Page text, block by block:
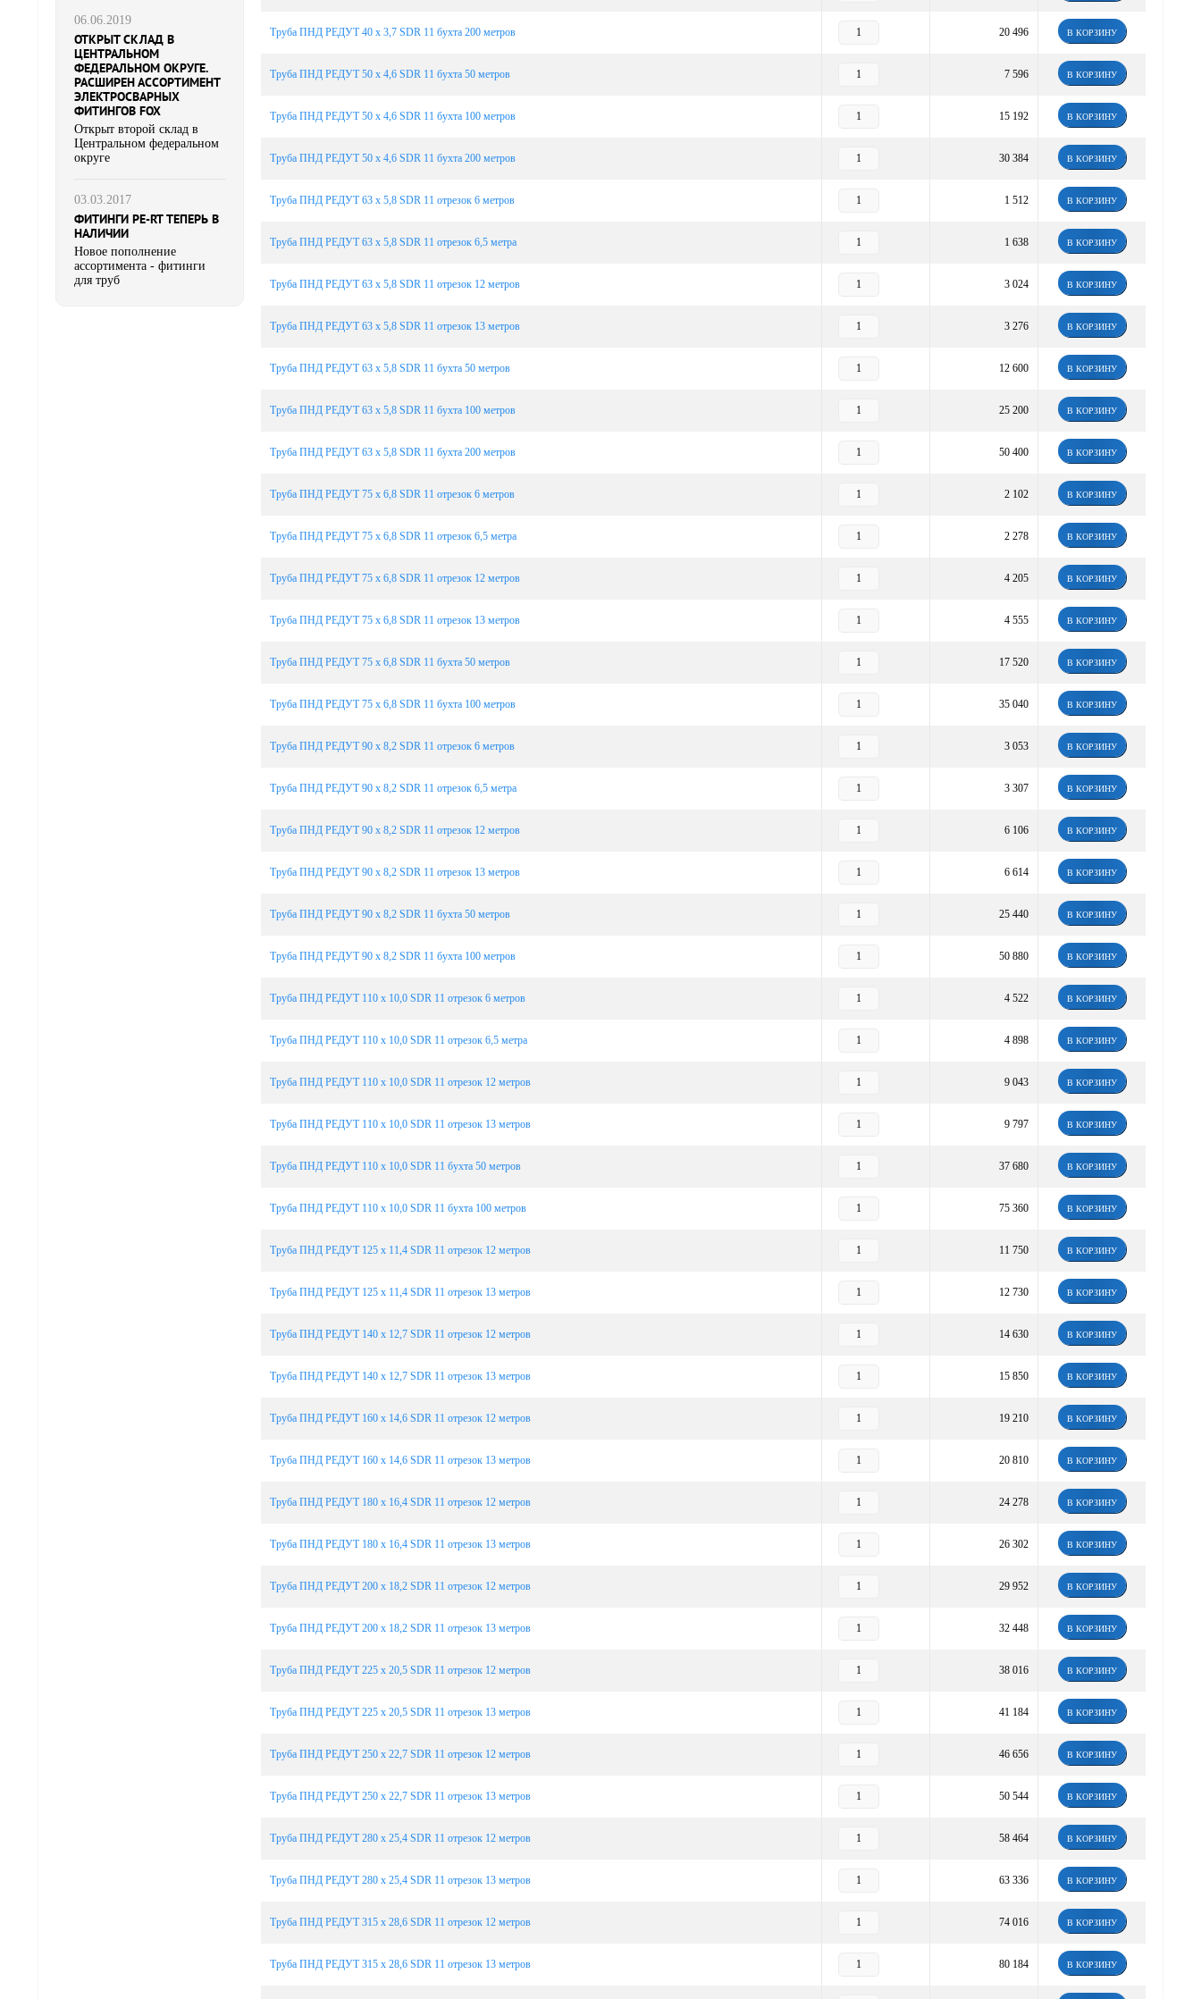
06.06.2019
ОТКРЫТ СКЛАД В
ЦЕНТРАЛЬНОМ
ФЕДЕРАЛЬНОМ ОКРУГЕ.
РАСШИРЕН АССОРТИМЕНТ
ЭЛЕКТРОСВАРНЫХ
ФИТИНГОВ FOX
Открыт второй склад в
Центральном федеральном
округе
03.03.2017
ФИТИНГИ PE-RT ТЕПЕРЬ В
НАЛИЧИИ
Новое пополнение
ассортимента - фитинги
для труб
Труба ПНД РЕДУТ 40 х 3,7 SDR 11 бухта 200 метров 20 496 В КОРЗИНУ
Труба ПНД РЕДУТ 50 х 4,6 SDR 11 бухта 50 метров 7 596 В КОРЗИНУ
Труба ПНД РЕДУТ 50 х 4,6 SDR 11 бухта 100 метров 15 192 В КОРЗИНУ
Труба ПНД РЕДУТ 50 х 4,6 SDR 11 бухта 200 метров 30 384 В КОРЗИНУ
Труба ПНД РЕДУТ 63 х 5,8 SDR 11 отрезок 6 метров 1 512 В КОРЗИНУ
Труба ПНД РЕДУТ 63 х 5,8 SDR 11 отрезок 6,5 метра 1 638 В КОРЗИНУ
Труба ПНД РЕДУТ 63 х 5,8 SDR 11 отрезок 12 метров 3 024 В КОРЗИНУ
Труба ПНД РЕДУТ 63 х 5,8 SDR 11 отрезок 13 метров 3 276 В КОРЗИНУ
Труба ПНД РЕДУТ 63 х 5,8 SDR 11 бухта 50 метров 12 600 В КОРЗИНУ
Труба ПНД РЕДУТ 63 х 5,8 SDR 11 бухта 100 метров 25 200 В КОРЗИНУ
Труба ПНД РЕДУТ 63 х 5,8 SDR 11 бухта 200 метров 50 400 В КОРЗИНУ
Труба ПНД РЕДУТ 75 х 6,8 SDR 11 отрезок 6 метров 2 102 В КОРЗИНУ
Труба ПНД РЕДУТ 75 х 6,8 SDR 11 отрезок 6,5 метра 2 278 В КОРЗИНУ
Труба ПНД РЕДУТ 75 х 6,8 SDR 11 отрезок 12 метров 4 205 В КОРЗИНУ
Труба ПНД РЕДУТ 75 х 6,8 SDR 11 отрезок 13 метров 4 555 В КОРЗИНУ
Труба ПНД РЕДУТ 75 х 6,8 SDR 11 бухта 50 метров 17 520 В КОРЗИНУ
Труба ПНД РЕДУТ 75 х 6,8 SDR 11 бухта 100 метров 35 040 В КОРЗИНУ
Труба ПНД РЕДУТ 90 х 8,2 SDR 11 отрезок 6 метров 3 053 В КОРЗИНУ
Труба ПНД РЕДУТ 90 х 8,2 SDR 11 отрезок 6,5 метра 3 307 В КОРЗИНУ
Труба ПНД РЕДУТ 90 х 8,2 SDR 11 отрезок 12 метров 6 106 В КОРЗИНУ
Труба ПНД РЕДУТ 90 х 8,2 SDR 11 отрезок 13 метров 6 614 В КОРЗИНУ
Труба ПНД РЕДУТ 90 х 8,2 SDR 11 бухта 50 метров 25 440 В КОРЗИНУ
Труба ПНД РЕДУТ 90 х 8,2 SDR 11 бухта 100 метров 50 880 В КОРЗИНУ
Труба ПНД РЕДУТ 110 х 10,0 SDR 11 отрезок 6 метров 4 522 В КОРЗИНУ
Труба ПНД РЕДУТ 110 х 10,0 SDR 11 отрезок 6,5 метра 4 898 В КОРЗИНУ
Труба ПНД РЕДУТ 110 х 10,0 SDR 11 отрезок 12 метров 9 043 В КОРЗИНУ
Труба ПНД РЕДУТ 110 х 10,0 SDR 11 отрезок 13 метров 9 797 В КОРЗИНУ
Труба ПНД РЕДУТ 110 х 10,0 SDR 11 бухта 50 метров 37 680 В КОРЗИНУ
Труба ПНД РЕДУТ 110 х 10,0 SDR 11 бухта 100 метров 75 360 В КОРЗИНУ
Труба ПНД РЕДУТ 125 х 11,4 SDR 11 отрезок 12 метров 11 750 В КОРЗИНУ
Труба ПНД РЕДУТ 125 х 11,4 SDR 11 отрезок 13 метров 12 730 В КОРЗИНУ
Труба ПНД РЕДУТ 140 х 12,7 SDR 11 отрезок 12 метров 14 630 В КОРЗИНУ
Труба ПНД РЕДУТ 140 х 12,7 SDR 11 отрезок 13 метров 15 850 В КОРЗИНУ
Труба ПНД РЕДУТ 160 х 14,6 SDR 11 отрезок 12 метров 19 210 В КОРЗИНУ
Труба ПНД РЕДУТ 160 х 14,6 SDR 11 отрезок 13 метров 20 810 В КОРЗИНУ
Труба ПНД РЕДУТ 180 х 16,4 SDR 11 отрезок 12 метров 24 278 В КОРЗИНУ
Труба ПНД РЕДУТ 180 х 16,4 SDR 11 отрезок 13 метров 26 302 В КОРЗИНУ
Труба ПНД РЕДУТ 200 х 18,2 SDR 11 отрезок 12 метров 29 952 В КОРЗИНУ
Труба ПНД РЕДУТ 200 х 18,2 SDR 11 отрезок 13 метров 32 448 В КОРЗИНУ
Труба ПНД РЕДУТ 225 х 20,5 SDR 11 отрезок 12 метров 38 016 В КОРЗИНУ
Труба ПНД РЕДУТ 225 х 20,5 SDR 11 отрезок 13 метров 41 184 В КОРЗИНУ
Труба ПНД РЕДУТ 250 х 22,7 SDR 11 отрезок 12 метров 46 656 В КОРЗИНУ
Труба ПНД РЕДУТ 250 х 22,7 SDR 11 отрезок 13 метров 50 544 В КОРЗИНУ
Труба ПНД РЕДУТ 280 х 25,4 SDR 11 отрезок 12 метров 58 464 В КОРЗИНУ
Труба ПНД РЕДУТ 280 х 25,4 SDR 11 отрезок 13 метров 63 336 В КОРЗИНУ
Труба ПНД РЕДУТ 315 х 28,6 SDR 11 отрезок 12 метров 74 016 В КОРЗИНУ
Труба ПНД РЕДУТ 315 х 28,6 SDR 11 отрезок 13 метров 80 184 В КОРЗИНУ